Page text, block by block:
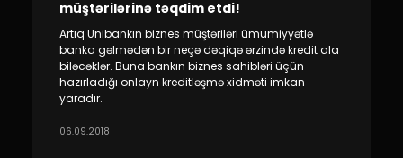
müştərilərinə təqdim etdi!
Artıq Unibankın biznes müştəriləri ümumiyyətlə
banka gəlmədən bir neçə dəqiqə ərzində kredit ala
biləcəklər. Buna bankın biznes sahibləri üçün
hazırladığı onlayn kreditləşmə xidməti imkan
yaradır.
06.09.2018